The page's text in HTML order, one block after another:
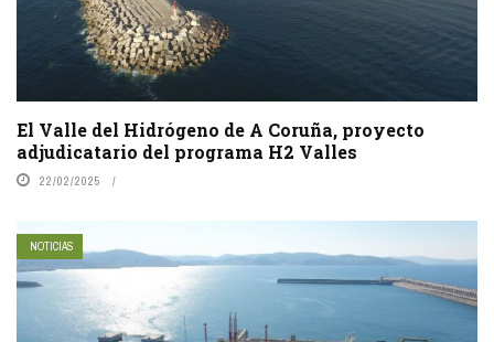
El Valle del Hidrógeno de A Coruña, proyecto
adjudicatario del programa H2 Valles
22/02/2025
NOTICIAS